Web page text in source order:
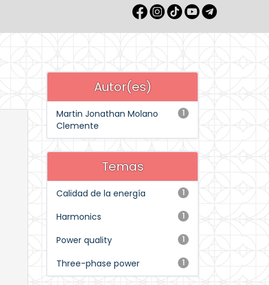
Autor(es)
1
Martin Jonathan Molano
Clemente
Temas
1
Calidad de la energía
1
Harmonics
1
Power quality
1
Three-phase power